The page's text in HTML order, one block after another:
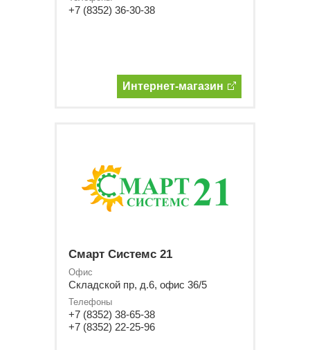
+7 (8352) 36-30-38
Интернет-магазин
Смарт Системс 21
Офис
Складской пр, д.6, офис 36/5
Телефоны
+7 (8352) 38-65-38
+7 (8352) 22-25-96